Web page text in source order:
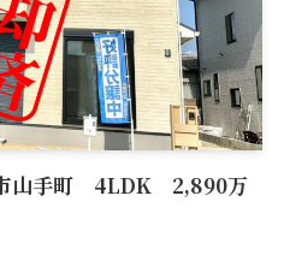
市山手町 4LDK 2,890万